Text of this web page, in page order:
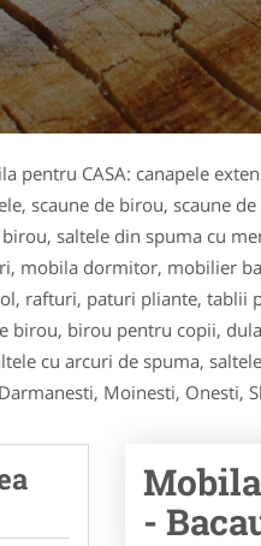
pentru CASA: canapele
scaune de birou, scaune
saltele din spuma cu
mobila dormitor, mobilier
rafturi, paturi pliante, tablii
birou, birou pentru copii,
cu arcuri de spuma,
Moinesti, Onesti,
-